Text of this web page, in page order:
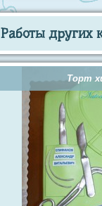
Работы других
Торт